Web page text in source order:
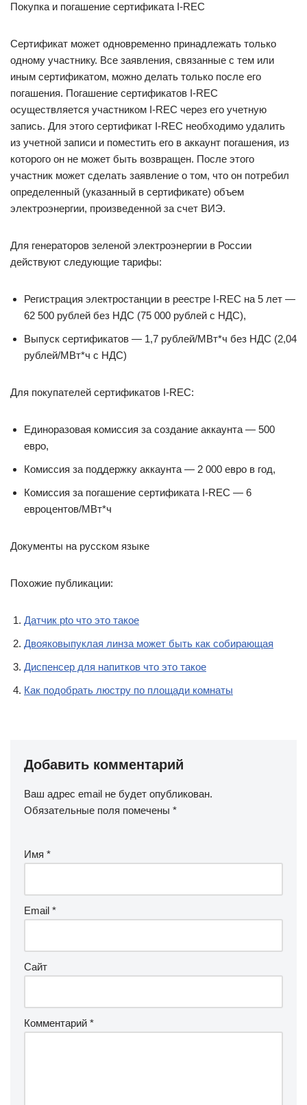
Покупка и погашение сертификата I-REC
Сертификат может одновременно принадлежать только
одному участнику. Все заявления, связанные с тем или
иным сертификатом, можно делать только после его
погашения. Погашение сертификатов I-REC
осуществляется участником I-REC через его учетную
запись. Для этого сертификат I-REC необходимо удалить
из учетной записи и поместить его в аккаунт погашения, из
которого он не может быть возвращен. После этого
участник может сделать заявление о том, что он потребил
определенный (указанный в сертификате) объем
электроэнергии, произведенной за счет ВИЭ.
Для генераторов зеленой электроэнергии в России
действуют следующие тарифы:
Регистрация электростанции в реестре I-REC на 5 лет —
62 500 рублей без НДС (75 000 рублей с НДС),
Выпуск сертификатов — 1,7 рублей/МВт*ч без НДС (2,04
рублей/МВт*ч с НДС)
Для покупателей сертификатов I-REC:
Единоразовая комиссия за создание аккаунта — 500
евро,
Комиссия за поддержку аккаунта — 2 000 евро в год,
Комиссия за погашение сертификата I-REC — 6
евроцентов/МВт*ч
Документы на русском языке
Похожие публикации:
Датчик pto что это такое
Двояковыпуклая линза может быть как собирающая
Диспенсер для напитков что это такое
Как подобрать люстру по площади комнаты
Добавить комментарий
Ваш адрес email не будет опубликован.
Обязательные поля помечены *
Имя *
Email *
Сайт
Комментарий *